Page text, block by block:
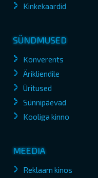
Kinkekaardid
SÜNDMUSED
Konverents
Ärikliendile
Üritused
Sünnipäevad
Kooliga kinno
MEEDIA
Reklaam kinos